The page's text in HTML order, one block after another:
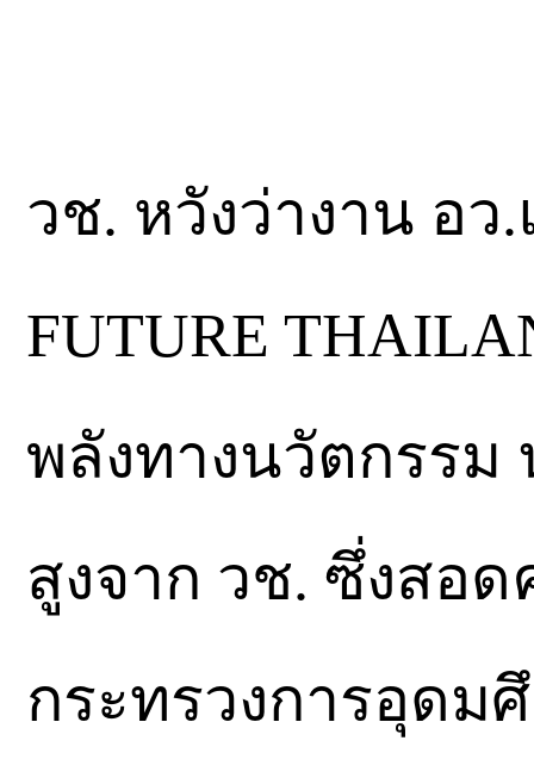
วช. หวังว่างาน อว.
FUTURE
พลังทางนวัตกรร
สูงจาก วช. ซึ่งสอ
กระทรวงการอุดม